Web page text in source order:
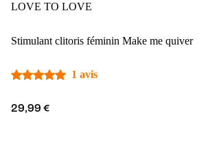
LOVE TO LOVE
Stimulant clitoris féminin Make me quiver
1 avis
29,99 €